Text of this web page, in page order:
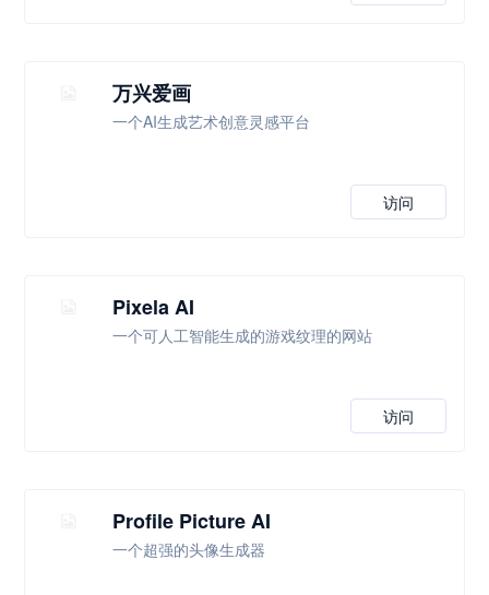
万兴爱画
一个AI生成艺术创意灵感平台
访问
Pixela AI
一个可人工智能生成的游戏纹理的网站
访问
Profile Picture AI
一个超强的头像生成器